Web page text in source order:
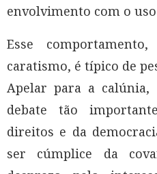
envolvimento com o
Esse
caratismo, é típico de
Apelar para a calúnia,
debate tão
direitos e da
ser cúmplice da